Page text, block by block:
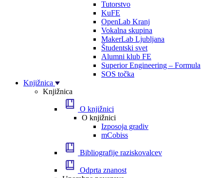
Tutorstvo
KuFE
OpenLab Kranj
Vokalna skupina
MakerLab Ljubljana
Študentski svet
Alumni klub FE
Superior Engineering – Formula
SOS točka
Knjižnica
Knjižnica
O knjižnici
O knjižnici
Izposoja gradiv
mCobiss
Bibliografije raziskovalcev
Odprta znanost